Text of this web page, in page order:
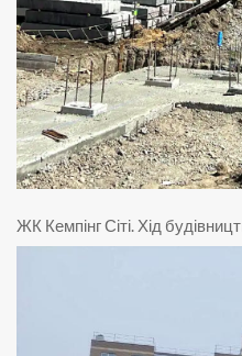
ЖК Кемпінг Сіті. Хід